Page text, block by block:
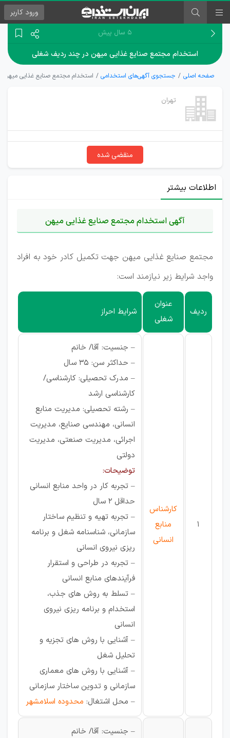
ورود کاربر
۵ سال پیش
استخدام مجتمع صنایع غذایی میهن در چند ردیف شغلی
صفحه اصلی جستجوی آگهی‌های استخدامی استخدام مجتمع صنایع غذایی میهن
تهران
منقضی شده
اطلاعات بیشتر
آگهی استخدام مجتمع صنایع غذایی میهن
مجتمع صنایع غذایی میهن جهت تکمیل کادر خود به افراد
واجد شرایط زیر نیازمند است:
ردیف
عنوان
شغلی
شرایط احراز
1
کارشناس
منابع
انسانی
– جنسیت: آقا/ خانم
– حداکثر سن: 35 سال
– مدرک تحصیلی: کارشناسی/
کارشناسی ارشد
– رشته تحصیلی: مدیریت منابع
انسانی، مهندسی صنایع، مدیریت
اجرائی، مدیریت صنعتی، مدیریت
دولتی
توضیحات:
– تجربه کار در واحد منابع انسانی
حداقل 2 سال
– تجربه تهیه و تنظیم ساختار
سازمانی، شناسنامه شغل و برنامه
ریزی نیروی انسانی
– تجربه در طراحی و استقرار
فرآیندهای منابع انسانی
– تسلط به روش های جذب،
استخدام و برنامه ریزی نیروی
انسانی
– آشنایی با روش های تجزیه و
تحلیل شغل
– آشنایی با روش های معماری
سازمانی و تدوین ساختار سازمانی
– محل اشتغال: محدوده اسلامشهر
– جنسیت: آقا/ خانم